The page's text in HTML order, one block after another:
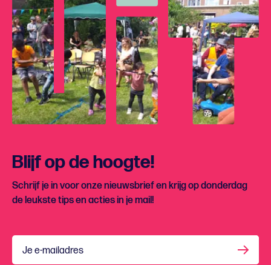
Blijf op de hoogte!
Schrijf je in voor onze nieuwsbrief en krijg op donderdag
de leukste tips en acties in je mail!
Je e-mailadres